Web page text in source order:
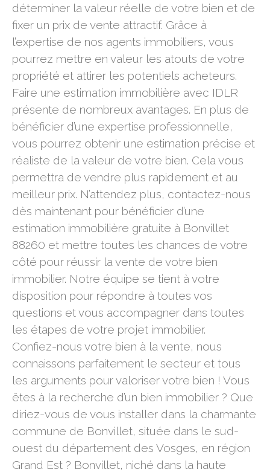
déterminer la valeur réelle de votre bien et de
fixer un prix de vente attractif. Grâce à
l’expertise de nos agents immobiliers, vous
pourrez mettre en valeur les atouts de votre
propriété et attirer les potentiels acheteurs.
Faire une estimation immobilière avec IDLR
présente de nombreux avantages. En plus de
bénéficier d’une expertise professionnelle,
vous pourrez obtenir une estimation précise et
réaliste de la valeur de votre bien. Cela vous
permettra de vendre plus rapidement et au
meilleur prix. N’attendez plus, contactez-nous
dès maintenant pour bénéficier d’une
estimation immobilière gratuite à Bonvillet
88260 et mettre toutes les chances de votre
côté pour réussir la vente de votre bien
immobilier. Notre équipe se tient à votre
disposition pour répondre à toutes vos
questions et vous accompagner dans toutes
les étapes de votre projet immobilier.
Confiez-nous votre bien à la vente, nous
connaissons parfaitement le secteur et tous
les arguments pour valoriser votre bien ! Vous
êtes à la recherche d’un bien immobilier ? Que
diriez-vous de vous installer dans la charmante
commune de Bonvillet, située dans le sud-
ouest du département des Vosges, en région
Grand Est ? Bonvillet, niché dans la haute